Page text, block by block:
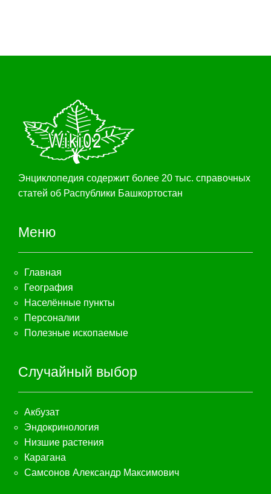
Энциклопедия содержит более 20 тыс. справочных
статей об Распублики Башкортостан
Меню
Главная
География
Населённые пункты
Персоналии
Полезные ископаемые
Случайный выбор
Акбузат
Эндокринология
Низшие растения
Карагана
Самсонов Александр Максимович